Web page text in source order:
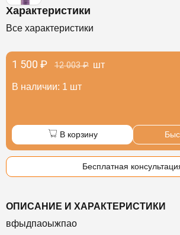
Характеристики
Все характеристики
1 500 ₽ 12 003 ₽ шт
В наличии: 1 шт
В корзину
Бесплатная
ОПИСАНИЕ И ХАРАКТЕРИСТИКИ
вфыдпаоыжпао